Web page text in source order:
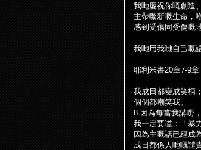
我哋慶祝你嘅創造
主帶嚟新嘅生命，
感到受傷同受傷嘅
我哋用我哋自己嘅
耶利米書20章7-9章
我成日都變成笑柄；
個個都嘲笑我。
8 因為每當我講嘢
我一定要嗌：「暴
因為主嘅話已經成
成日都係人 哋嘅譴